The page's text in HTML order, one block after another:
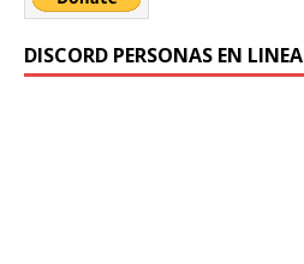
DISCORD PERSONAS EN LINEA